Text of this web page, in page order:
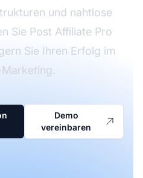
und nahtlose
Sie Post Affiliate Pro
Sie Ihren Erfolg im
Demo
vereinbaren